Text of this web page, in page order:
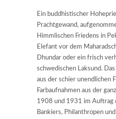
Ein buddhistischer
Prachtgewand,
Himmlischen Friedens in
Elefant vor dem
Dhundar oder ein frisch
schwedischen Laksund.
aus der schier unendlichen
Farbaufnahmen aus der
1908 und 1931 im Auftrag
Bankiers, Philanthropen